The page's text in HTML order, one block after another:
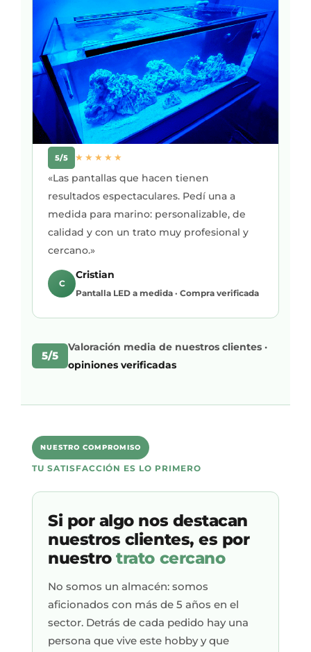
5/5 ★★★★★
«Las pantallas que hacen tienen
resultados espectaculares. Pedí una a
medida para marino: personalizable, de
calidad y con un trato muy profesional y
cercano.»
C
Cristian
Pantalla LED a medida · Compra verificada
5/5
Valoración media de nuestros clientes ·
opiniones verificadas
NUESTRO COMPROMISO
TU SATISFACCIÓN ES LO PRIMERO
Si por algo nos destacan
nuestros clientes, es por
nuestrotrato cercano
No somos un almacén: somos
aficionados con más de 5 años en el
sector. Detrás de cada pedido hay una
persona que vive este hobby y que